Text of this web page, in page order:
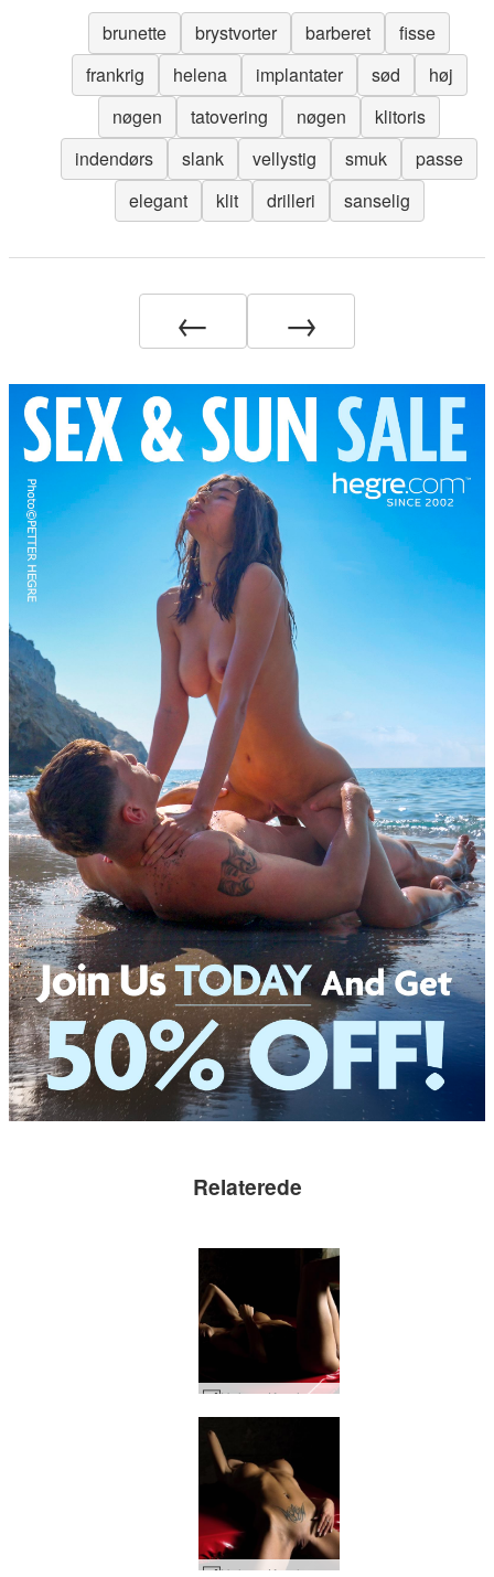
brunette brystvorter barberet
fisse
frankrig
helena implantater sød
høj
nøgen
tatovering nøgen
klitoris
indendørs
slank vellystig smuk
passe
elegant
klit drilleri sanselig
← →
Relaterede
Helena Karel parisisk muse #96
Helena Karel parisisk muse #80